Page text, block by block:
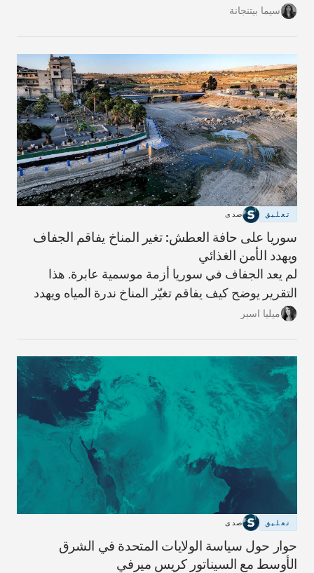
المقال مؤشرات ذلك وما يلزم لبناء دولة أكثر شفافية
سيما بيتنجانة
تعليق صدى
سوريا على حافة العطش: تغير المناخ يفاقم الجفاف
ويهدد الأمن الغذائي
لم يعد الجفاف في سوريا أزمة موسمية عابرة. هذا
التقرير يوضح كيف يفاقم تغيّر المناخ ندرة المياه ويهدد
الزراعة والأمن الغذائي، وما الحلول المطروحة لتفادي
ميليا اسبر
تعليق صدى
حوار حول سياسة الولايات المتحدة في الشرق
الأوسط مع السيناتور كريس ميرفي